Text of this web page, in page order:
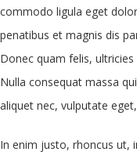
commodo ligula eget
penatibus et magnis dis
Donec quam felis,
Nulla consequat massa
aliquet nec, vulputate
In enim justo, rhoncus ut,